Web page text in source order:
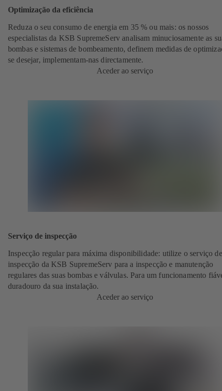
Optimização da eficiência
Reduza o seu consumo de energia em 35 % ou mais: os nossos
especialistas da KSB SupremeServ analisam minuciosamente as
bombas e sistemas de bombeamento, definem medidas de
se desejar, implementam-nas directamente.
Aceder ao serviço
Serviço de inspecção
Inspecção regular para máxima disponibilidade: utilize o serviço de
inspecção da KSB SupremeServ para a inspecção e manutenção
regulares das suas bombas e válvulas. Para um funcionamento
duradouro da sua instalação.
Aceder ao serviço